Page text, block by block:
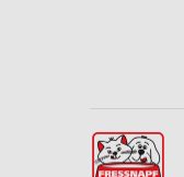
Nicht-IAB-